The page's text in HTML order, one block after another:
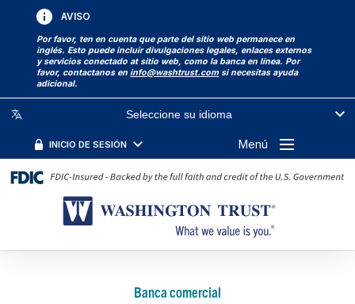
AVISO
Por favor, ten en cuenta que parte del sitio web permanece en
inglés. Esto puede incluir divulgaciones legales, enlaces externos
y servicios conectado at sitio web, como la banca en línea. Por
favor, contactanos eninfo@washtrust.com si necesitas ayuda
adicional.
Seleccione su idioma
INICIO DE SESIÓN Menú
Banca comercial